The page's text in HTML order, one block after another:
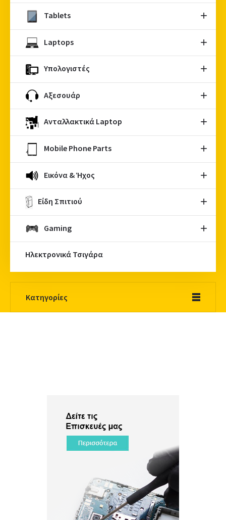
Tablets
Laptops
Υπολογιστές
Αξεσουάρ
Ανταλλακτικά Laptop
Mobile Phone Parts
Εικόνα & Ήχος
Είδη Σπιτιού
Gaming
Ηλεκτρονικά Τσιγάρα
Κατηγορίες